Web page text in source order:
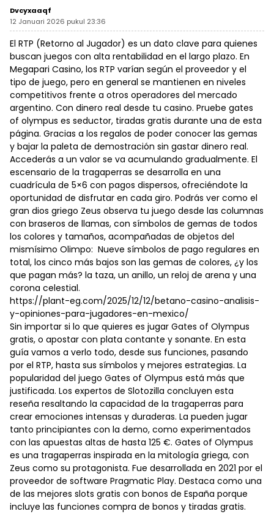
Dvcyxaaqf
12 Januari 2026 pukul 23:36
El RTP (Retorno al Jugador) es un dato clave para quienes
buscan juegos con alta rentabilidad en el largo plazo. En
Megapari Casino, los RTP varían según el proveedor y el
tipo de juego, pero en general se mantienen en niveles
competitivos frente a otros operadores del mercado
argentino. Con dinero real desde tu casino. Pruebe gates
of olympus es seductor, tiradas gratis durante una de esta
página. Gracias a los regalos de poder conocer las gemas
y bajar la paleta de demostración sin gastar dinero real.
Accederás a un valor se va acumulando gradualmente. El
escensario de la tragaperras se desarrolla en una
cuadrícula de 5×6 con pagos dispersos, ofreciéndote la
oportunidad de disfrutar en cada giro. Podrás ver como el
gran dios griego Zeus observa tu juego desde las columnas
con braseros de llamas, con símbolos de gemas de todos
los colores y tamaños, acompañadas de objetos del
mismísimo Olimpo: Nueve símbolos de pago regulares en
total, los cinco más bajos son las gemas de colores, ¿y los
que pagan más? la taza, un anillo, un reloj de arena y una
corona celestial.
https://plant-eg.com/2025/12/12/betano-casino-analisis-
y-opiniones-para-jugadores-en-mexico/
Sin importar si lo que quieres es jugar Gates of Olympus
gratis, o apostar con plata contante y sonante. En esta
guía vamos a verlo todo, desde sus funciones, pasando
por el RTP, hasta sus símbolos y mejores estrategias. La
popularidad del juego Gates of Olympus está más que
justificada. Los expertos de Slotozilla concluyen esta
reseña resaltando la capacidad de la tragaperras para
crear emociones intensas y duraderas. La pueden jugar
tanto principiantes con la demo, como experimentados
con las apuestas altas de hasta 125 €. Gates of Olympus
es una tragaperras inspirada en la mitología griega, con
Zeus como su protagonista. Fue desarrollada en 2021 por el
proveedor de software Pragmatic Play. Destaca como una
de las mejores slots gratis con bonos de España porque
incluye las funciones compra de bonos y tiradas gratis.